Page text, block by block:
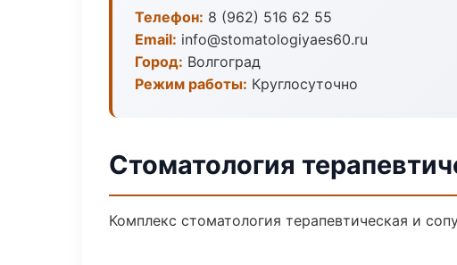
Телефон: 8 (962) 516 62 55
Email: info@stomatologiyaes60.ru
Город: Волгоград
Режим работы: Круглосуточно
Стоматология
Комплекс стоматология терапевтическая и